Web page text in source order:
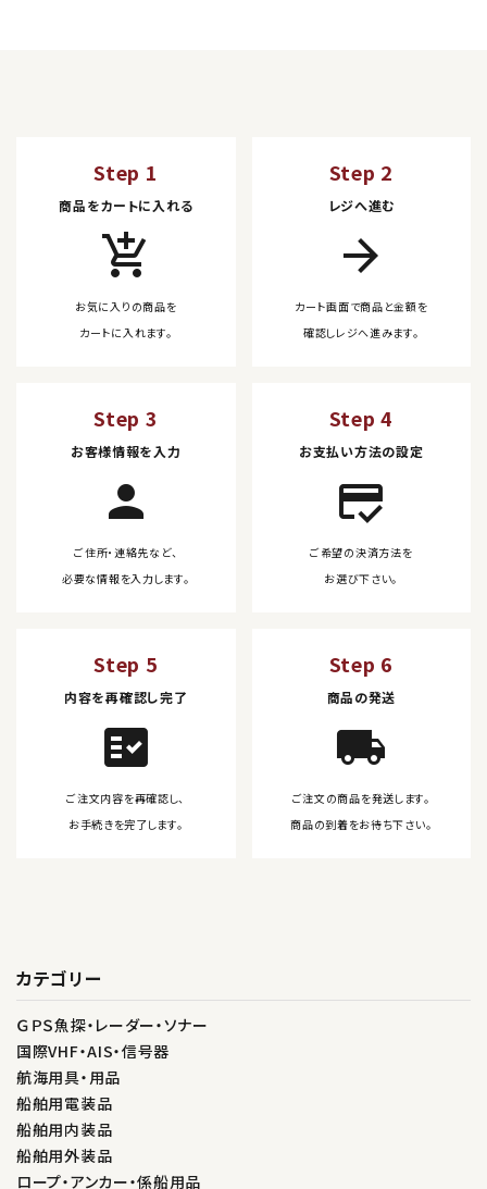
Step 1
商品をカートに入れる
add_shopping_cart
お気に入りの商品を
カートに入れます。
Step 2
レジへ進む
arrow_forward
カート画面で商品と金額を
確認しレジへ進みます。
Step 3
お客様情報を入力
person
ご住所・連絡先など、
必要な情報を入力します。
Step 4
お支払い方法の設定
credit_score
ご希望の決済方法を
お選び下さい。
Step 5
内容を再確認し完了
fact_check
ご注文内容を再確認し、
お手続きを完了します。
Step 6
商品の発送
local_shipping
ご注文の商品を発送します。
商品の到着をお待ち下さい。
カテゴリー
ＧＰＳ魚探・レーダー・ソナー
国際VHF・AIS・信号器
航海用具・用品
船舶用電装品
船舶用内装品
船舶用外装品
ロープ・アンカー・係船用品